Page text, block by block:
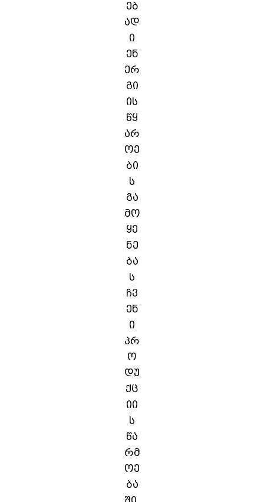
ებ
ად
ი
ენ
ერ
გი
ის
წყ
არ
ოე
ბი
ს
გა
მო
ყე
ნე
ბა
ს
ჩვ
ენ
ი
პრ
ო
დუ
ქც
იი
ს
წა
რმ
ოე
ბა